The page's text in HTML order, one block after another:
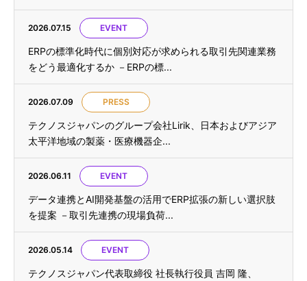
2026.07.15 EVENT
ERPの標準化時代に個別対応が求められる取引先関連業務
をどう最適化するか －ERPの標...
2026.07.09 PRESS
テクノスジャパンのグループ会社Lirik、日本およびアジア
太平洋地域の製薬・医療機器企...
2026.06.11 EVENT
データ連携とAI開発基盤の活用でERP拡張の新しい選択肢
を提案 －取引先連携の現場負荷...
2026.05.14 EVENT
テクノスジャパン代表取締役 社長執行役員 吉岡 隆、